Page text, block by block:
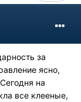
за
ясно,
на
все клееные,